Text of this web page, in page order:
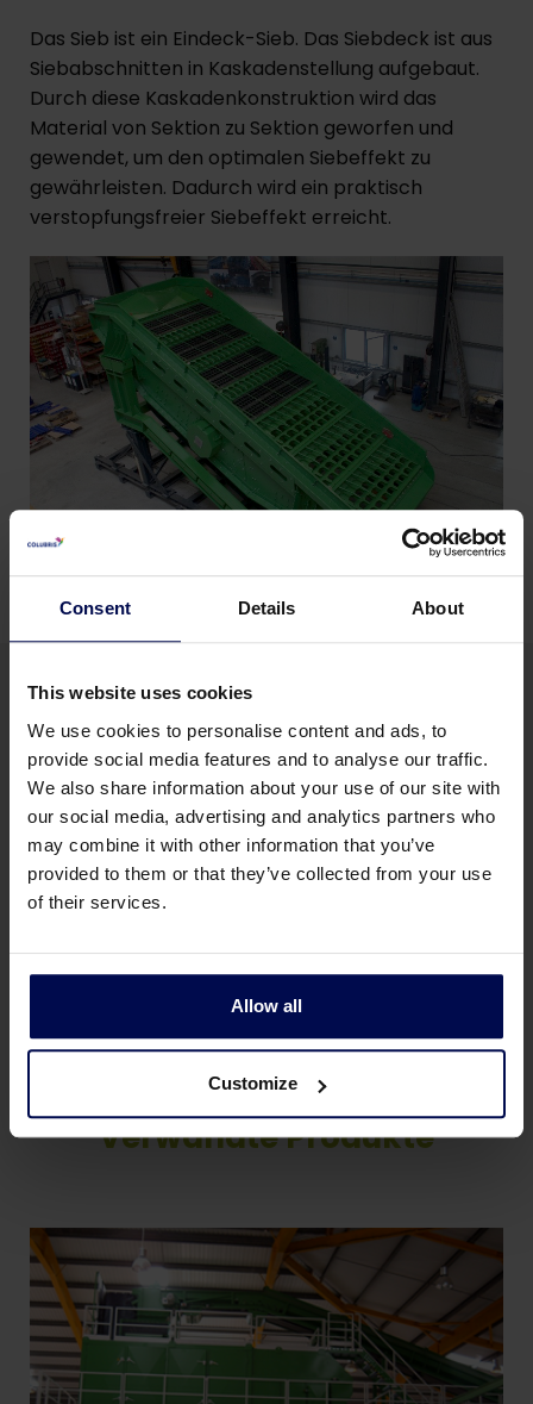
Consent Details About
This website uses cookies
We use cookies to personalise content and ads, to
provide social media features and to analyse our traffic.
We also share information about your use of our site with
our social media, advertising and analytics partners who
may combine it with other information that you’ve
provided to them or that they’ve collected from your use
of their services.
Allow all
Customize
Das Sieb ist ein Eindeck-Sieb. Das Siebdeck ist aus
Siebabschnitten in Kaskadenstellung aufgebaut.
Durch diese Kaskadenkonstruktion wird das
Material von Sektion zu Sektion geworfen und
gewendet, um den optimalen Siebeffekt zu
gewährleisten. Dadurch wird ein praktisch
verstopfungsfreier Siebeffekt erreicht.
Möchten Sie mehr über unsere
Kaskadensieb erfahren?
Schicken Sie uns ein paar Worte über Ihr Projekt,
setzen.
Verwandte Produkte